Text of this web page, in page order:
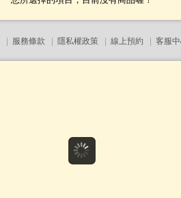
| 服務條款 | 隱私權政策 | 線上預約 | 客服